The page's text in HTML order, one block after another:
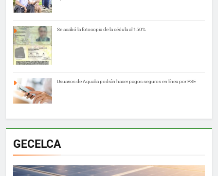
Se acabó la fotocopia de la cédula al 150%
Usuarios de Aqualia podrán hacer pagos seguros en línea por PSE
GECELCA